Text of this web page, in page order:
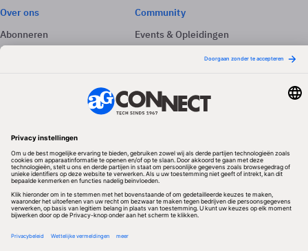
Over ons
Abonneren
Adverteren
Community
Events & Opleidingen
Nieuwsbrieven
Volg ons
Redactionele partner